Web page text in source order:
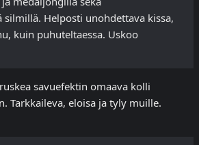
Helposti unohdettava kissa,
kuin puhuteltaessa. Uskoo
savuefektin omaava kolli
Tarkkaileva, eloisa ja tyly muille.